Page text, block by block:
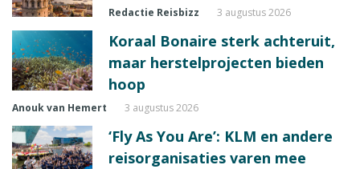
Redactie Reisbizz 3 augustus 2026
Koraal Bonaire sterk achteruit,
maar herstelprojecten bieden
hoop
Anouk van Hemert 3 augustus 2026
‘Fly As You Are’: KLM en andere
reisorganisaties varen mee